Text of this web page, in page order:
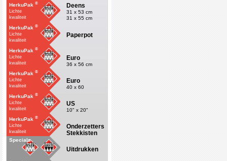
HerkuPak ®
Lichte
kwaliteit
Deens
31 x 53 cm
31 x 55 cm
HerkuPak ®
Lichte
kwaliteit
Paperpot
HerkuPak ®
Lichte
kwaliteit
Euro
36 x 56 cm
HerkuPak ®
Lichte
kwaliteit
Euro
40 x 60
HerkuPak ®
Lichte
kwaliteit
US
10" x 20"
HerkuPak ®
Lichte
kwaliteit
Onderzetters
Stekkisten
Specials
Uitdrukken